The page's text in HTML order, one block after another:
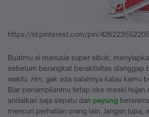
https://id.pinterest.com/pin/
Buatmu si manusia super sibuk,
sebelum berangkat beraktivitas dianggap
waktu. Hm, gak ada salahnya kalau kamu
Biar penampilanmu tetap oke meski hujan
andalkan saja sepatu dan payung
mencuri perhatian orang lain. Jangan lupa,